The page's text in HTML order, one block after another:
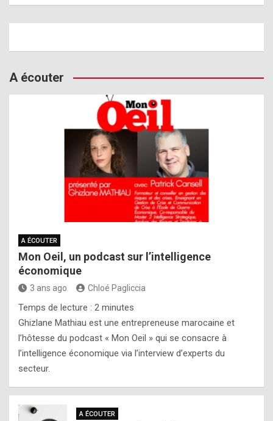
A écouter
A ÉCOUTER
Mon Oeil, un podcast sur l’intelligence
économique
3 ans ago Chloé Pagliccia
Temps de lecture : 2 minutes
Ghizlane Mathiau est une entrepreneuse marocaine et
l’hôtesse du podcast « Mon Oeil » qui se consacre à
l’intelligence économique via l’interview d’experts du
secteur.
A ÉCOUTER